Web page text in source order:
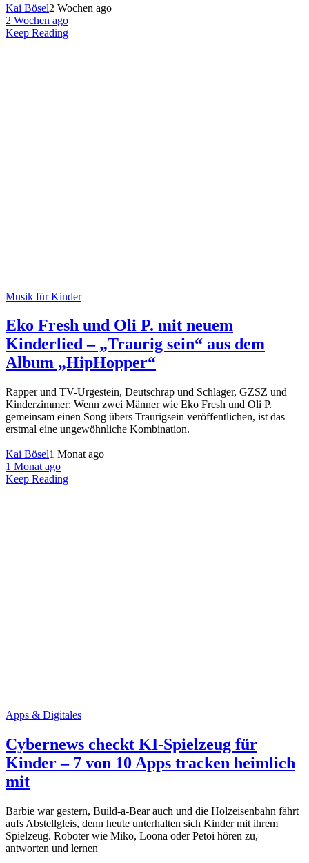
Kai Bösel2 Wochen ago
2 Wochen ago
Keep Reading
Musik für Kinder
Eko Fresh und Oli P. mit neuem
Kinderlied – „Traurig sein“ aus dem
Album „HipHopper“
Rapper und TV-Urgestein, Deutschrap und Schlager, GZSZ und
Kinderzimmer: Wenn zwei Männer wie Eko Fresh und Oli P.
gemeinsam einen Song übers Traurigsein veröffentlichen, ist das
erstmal eine ungewöhnliche Kombination.
Kai Bösel1 Monat ago
1 Monat ago
Keep Reading
Apps & Digitales
Cybernews checkt KI-Spielzeug für
Kinder – 7 von 10 Apps tracken heimlich
mit
Barbie war gestern, Build-a-Bear auch und die Holzeisenbahn fährt
aufs Abstellgleis, denn heute unterhalten sich Kinder mit ihrem
Spielzeug. Roboter wie Miko, Loona oder Petoi hören zu,
antworten und lernen